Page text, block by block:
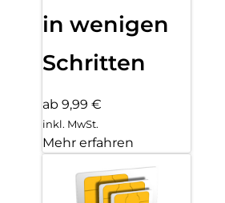
in wenigen
Schritten
ab 9,99 €
inkl. MwSt.
Mehr erfahren